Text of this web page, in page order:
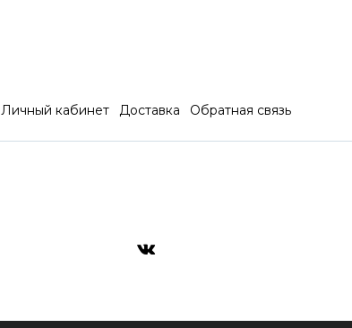
Личный кабинет Доставка Обратная связь